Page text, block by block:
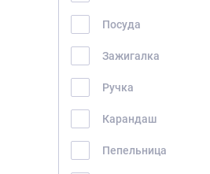
Посуда
Зажигалка
Ручка
Карандаш
Пепельница